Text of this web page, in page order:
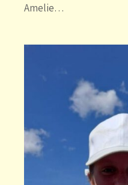
Amelie…